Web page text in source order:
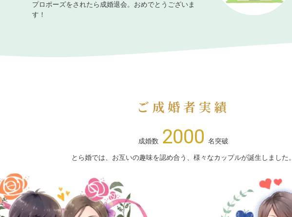
プロポーズをされたら成婚退会。おめでとうございま
す！
ご成婚者実績
成婚数 2000 名突破
とら婚では、お互いの趣味を認め合う、様々なカップルが誕生しました